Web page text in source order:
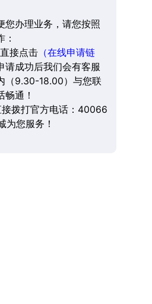
您办理业务，请您按照
接点击（在线申请链
请成功后我们会有客服
（9.30-18.00）与您联
畅通！
拨打官方电话：40066
为您服务！